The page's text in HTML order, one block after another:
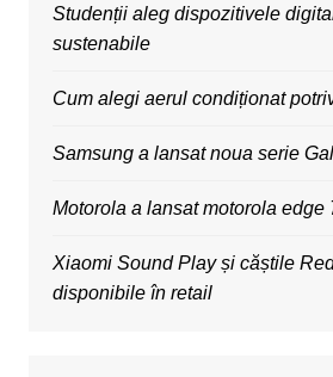
Studenții aleg dispozitivele
sustenabile
Cum alegi aerul condiționat
Samsung a lansat noua serie
Motorola a lansat motorola edge
Xiaomi Sound Play și căștile
disponibile în retail